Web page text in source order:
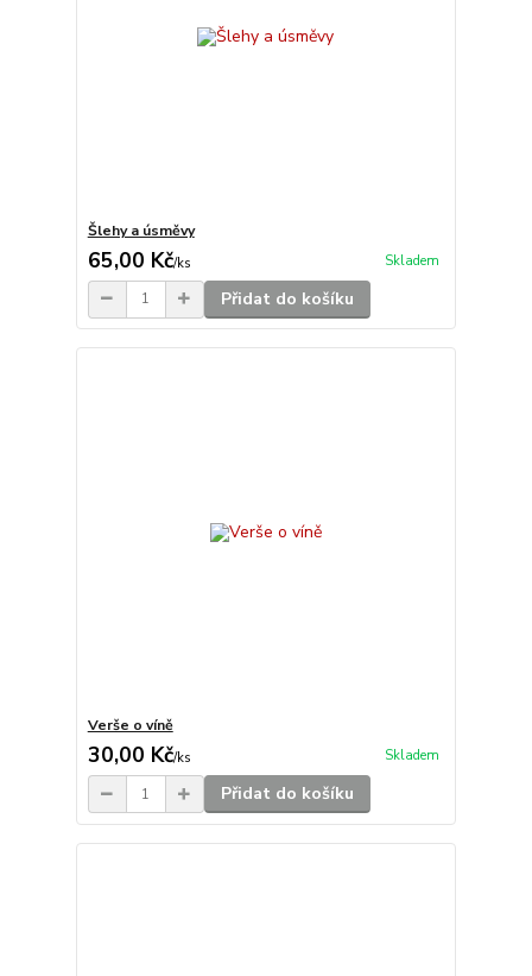
Šlehy a úsměvy
65,00 Kč/ks Skladem
Přidat do košíku
Verše o víně
30,00 Kč/ks Skladem
Přidat do košíku